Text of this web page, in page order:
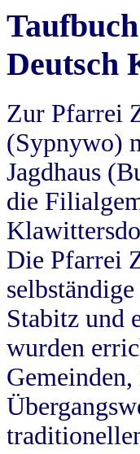
Deutsch
Zur Pfarrei
(Sypnywo)
Jagdhaus
die
Die Pfarrei
Stabitz und
wurden